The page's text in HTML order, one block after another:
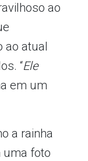
ao
ao atual
“Ele
em um
a rainha
uma foto